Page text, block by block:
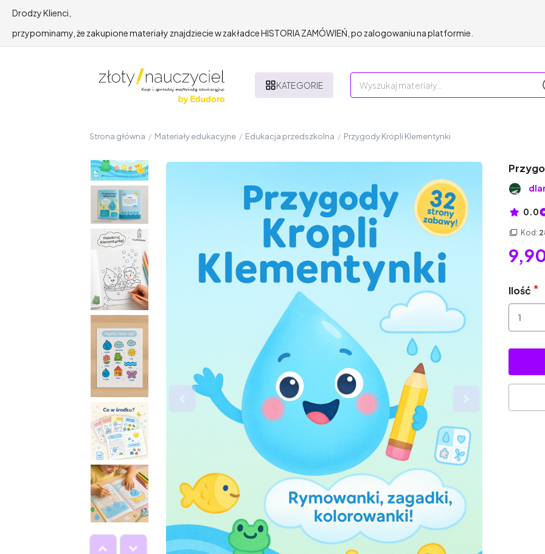
Drodzy Klienci,
przypominamy, że zakupione materiały znajdziecie w zakładce HISTORIA ZAMÓWIEŃ, po zalogowaniu na platformie.
KATEGORIE
Strona główna / Materiały edukacyjne / Edukacja przedszkolna / Przygody Kropli Klementynki
0.0
Kod:
Ilość